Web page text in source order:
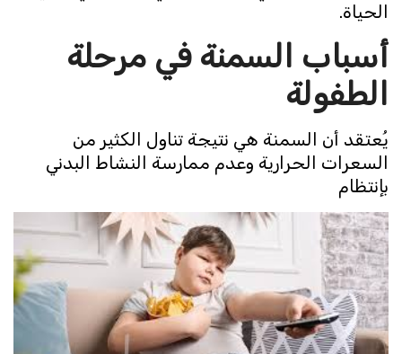
الحياة.
أسباب السمنة في مرحلة
الطفولة
يُعتقد أن السمنة هي نتيجة تناول الكثير من
السعرات الحرارية وعدم ممارسة النشاط البدني
بإنتظام